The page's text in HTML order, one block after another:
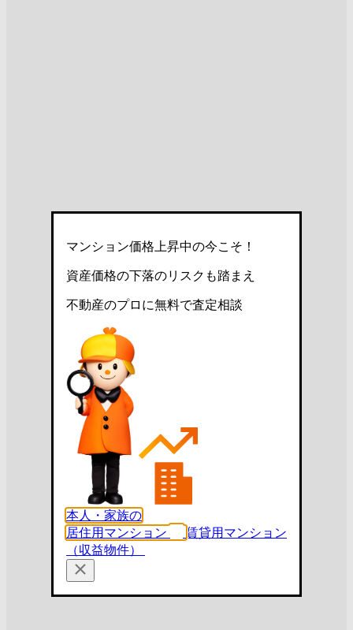
マンション価格上昇中の今こそ！
資産価格の下落のリスクも踏まえ
不動産のプロに無料で査定相談
本人・家族の
居住用マンション
賃貸用マンション
（収益物件）